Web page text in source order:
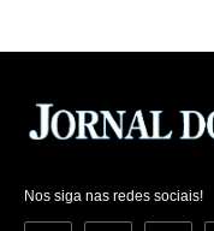
Nos siga nas redes sociais!